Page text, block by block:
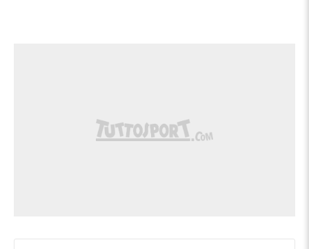
Ci provano ancora gli Stati Uniti con Pepi
lanciato per vie centrali, ma sulla prima
Can Kahveci.